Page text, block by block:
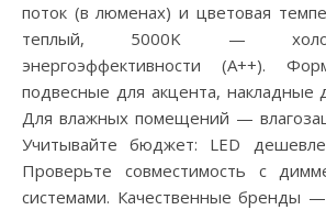
поток (в люменах) и цветовая
теплый, 5000K —
энергоэффективности (A++).
подвесные для акцента, накладные
Для влажных помещений —
Учитывайте бюджет: LED дешевле
Проверьте совместимость с
системами. Качественные бренды